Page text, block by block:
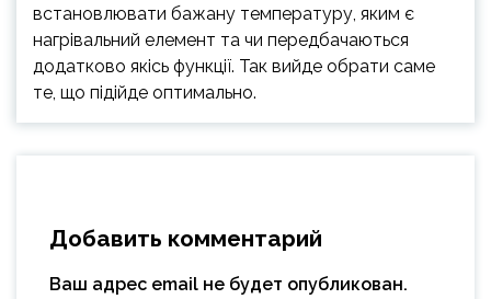
встановлювати бажану температуру, яким є
нагрівальний елемент та чи передбачаються
додатково якісь функції. Так вийде обрати саме
те, що підійде оптимально.
Добавить комментарий
Ваш адрес email не будет опубликован.